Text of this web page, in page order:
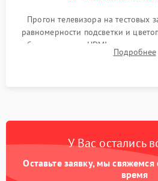
Прогон телевизора на тестовых
равномерности подсветки и
работы разъемов HDMI,
в рабочем режиме в течение
Подробнее
У Вас остались
Оставьте заявку, мы
время